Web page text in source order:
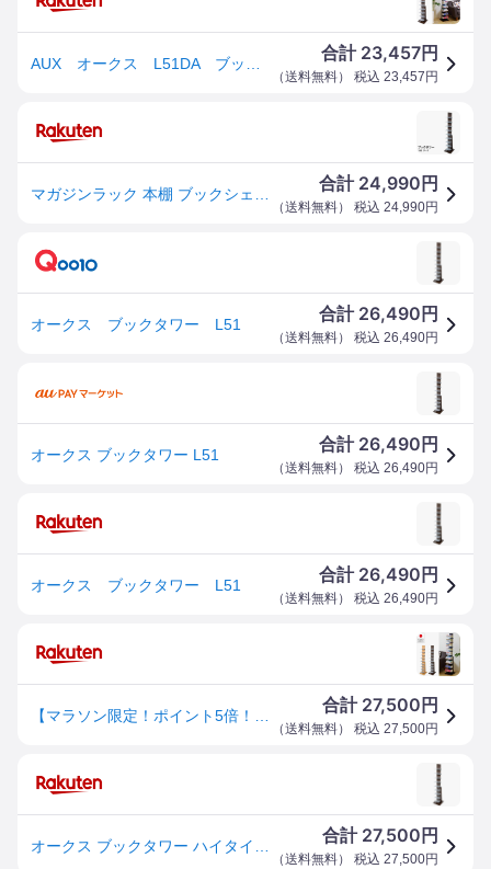
合計 23,457円
（送料無料） 税込 23,457 円
合計 24,990 円
（送料無料） 税込 24,990円
オークス ブックタワー L51
合計 26,490 円
（送料無料） 税込 26,490円
オークス ブックタワー L51
合計 26,490 円
（送料無料） 税込 26,490円
オークス ブックタワー L51
合計 26,490 円
（送料無料） 税込 26,490円
合計 27,500 円
（送料無料） 税込 27,500円
合計 27,500 円
（送料無料） 税込 27,500円